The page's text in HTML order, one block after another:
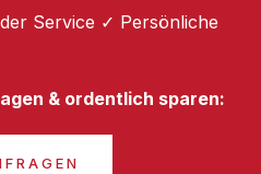
Service ✓ Persönliche
& ordentlich sparen: